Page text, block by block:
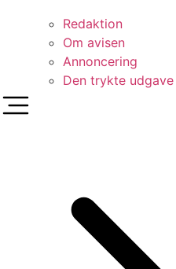
Redaktion
Om avisen
Annoncering
Den trykte udgave